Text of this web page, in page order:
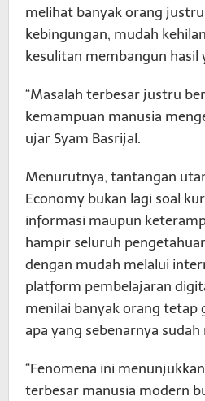
melihat banyak orang
kebingungan, mudah
kesulitan membangun hasil
“Masalah terbesar justru
kemampuan manusia
ujar Syam Basrijal.
Menurutnya, tantangan
Economy bukan lagi soal
informasi maupun
hampir seluruh
dengan mudah melalui
platform pembelajaran
menilai banyak orang tetap
apa yang sebenarnya
“Fenomena ini
terbesar manusia modern